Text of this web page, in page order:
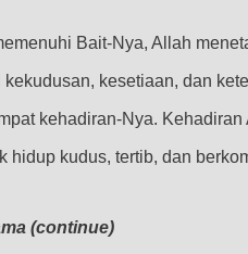
Bait-Nya, Allah
kesetiaan, dan
kehadiran-Nya. Kehadiran
kudus, tertib, dan
(continue)